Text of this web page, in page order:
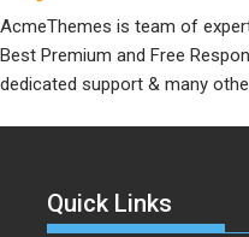
AcmeThemes is team of
Best Premium and Free
dedicated support & many
Quick Links